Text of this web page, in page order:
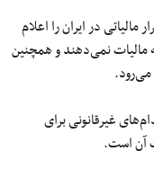
مالیاتی در ایران را اعلام
مالیات نمی‌دهند و همچنین
می‌رود.
غیرقانونی برای
آن است.